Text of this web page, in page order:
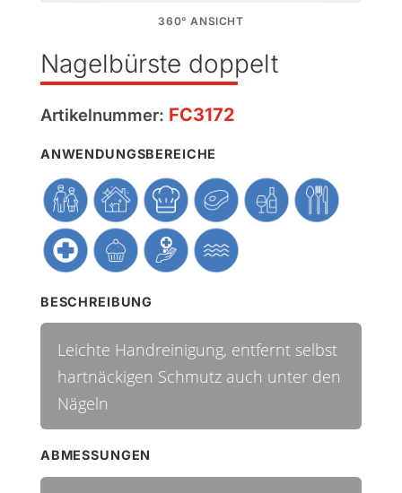
360° ANSICHT
Nagelbürste doppelt
Artikelnummer: FC3172
ANWENDUNGSBEREICHE
BESCHREIBUNG
Leichte Handreinigung, entfernt selbst
hartnäckigen Schmutz auch unter den
Nägeln
ABMESSUNGEN